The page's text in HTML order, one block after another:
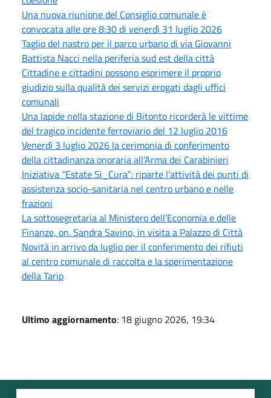
Una nuova riunione del Consiglio comunale è
convocata alle ore 8:30 di venerdì 31 luglio 2026
Taglio del nastro per il parco urbano di via Giovanni
Battista Nacci nella periferia sud est della città
Cittadine e cittadini possono esprimere il proprio
giudizio sulla qualità dei servizi erogati dagli uffici
comunali
Una lapide nella stazione di Bitonto ricorderà le vittime
del tragico incidente ferroviario del 12 luglio 2016
Venerdì 3 luglio 2026 la cerimonia di conferimento
della cittadinanza onoraria all’Arma dei Carabinieri
Iniziativa “Estate Si_Cura”: riparte l’attività dei punti di
assistenza socio-sanitaria nel centro urbano e nelle
frazioni
La sottosegretaria al Ministero dell’Economia e delle
Finanze, on. Sandra Savino, in visita a Palazzo di Città
Novità in arrivo da luglio per il conferimento dei rifiuti
al centro comunale di raccolta e la sperimentazione
della Tarip
Ultimo aggiornamento: 18 giugno 2026, 19:34